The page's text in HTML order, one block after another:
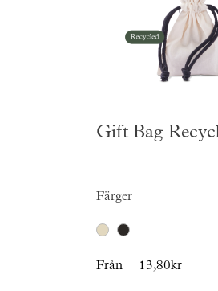
Gift Bag
Färger
Från 13,80kr